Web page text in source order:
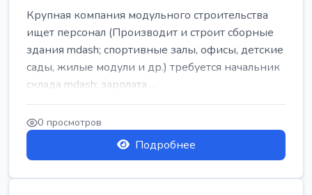
Крупная компания модульного строительства
ищет персонал (Производит и строит сборные
здания mdash; спортивные залы, офисы, детские
сады, жилые модули и др.) требуется начальник
склада mdash; зарплата ...
0 просмотров
Подробнее